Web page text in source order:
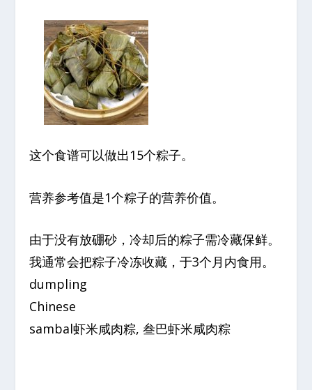
这个食谱可以做出15个粽子。
营养参考值是1个粽子的营养价值。
由于没有放硼砂，冷却后的粽子需冷藏保鲜。
我通常会把粽子冷冻收藏，于3个月内食用。
dumpling
Chinese
sambal虾米咸肉粽, 叁巴虾米咸肉粽